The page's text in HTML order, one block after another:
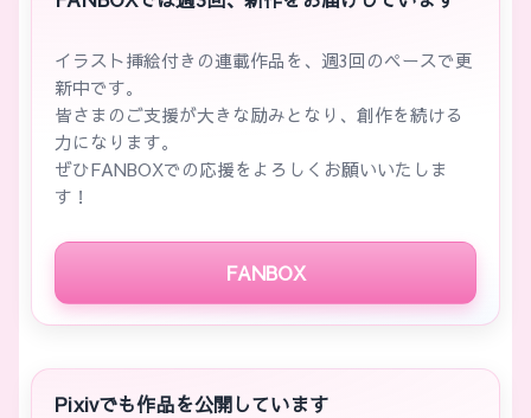
イラスト挿絵付きの連載作品を、週3回のペースで更
新中です。
皆さまのご支援が大きな励みとなり、創作を続ける
力になります。
ぜひFANBOXでの応援をよろしくお願いいたしま
す！
FANBOX
Pixivでも作品を公開しています